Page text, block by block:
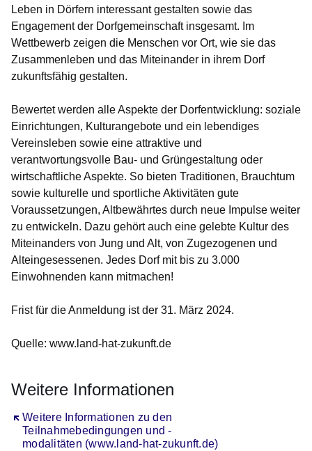
Leben in Dörfern interessant gestalten sowie das
Engagement der Dorfgemeinschaft insgesamt. Im
Wettbewerb zeigen die Menschen vor Ort, wie sie das
Zusammenleben und das Miteinander in ihrem Dorf
zukunftsfähig gestalten.
Bewertet werden alle Aspekte der Dorfentwicklung: soziale
Einrichtungen, Kulturangebote und ein lebendiges
Vereinsleben sowie eine attraktive und
verantwortungsvolle Bau- und Grüngestaltung oder
wirtschaftliche Aspekte. So bieten Traditionen, Brauchtum
sowie kulturelle und sportliche Aktivitäten gute
Voraussetzungen, Altbewährtes durch neue Impulse weiter
zu entwickeln. Dazu gehört auch eine gelebte Kultur des
Miteinanders von Jung und Alt, von Zugezogenen und
Alteingesessenen. Jedes Dorf mit bis zu 3.000
Einwohnenden kann mitmachen!
Frist für die Anmeldung ist der 31. März 2024.
Quelle: www.land-hat-zukunft.de
Weitere Informationen
Weitere Informationen zu den
Teilnahmebedingungen und -
modalitäten (www.land-hat-zukunft.de)
Öffnet sich in einem neuen Fenster